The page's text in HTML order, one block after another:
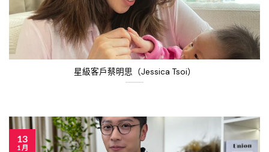
星級客戶蔡明思（Jessica Tsoi）
13
1 月